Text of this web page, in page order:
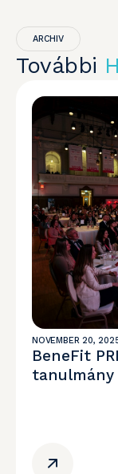
ARCHIV
További
NOVEMBER 20,
BeneFit
tanulmány